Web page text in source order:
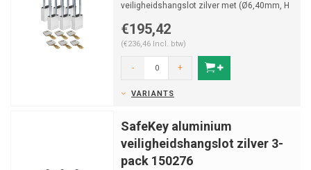
veiligheidshangslot zilver met (Ø6,40mm, H
€195,42
(€236,46 Incl. btw)
- +
VARIANTS
SafeKey aluminium
veiligheidshangslot zilver 3-
pack 150276